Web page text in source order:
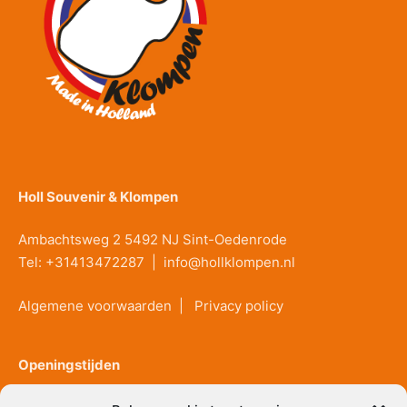
Holl Souvenir & Klompen
Ambachtsweg 2 5492 NJ Sint-Oedenrode
Tel: +31413472287 info@hollklompen.nl
Algemene voorwaarden Privacy policy
Openingstijden